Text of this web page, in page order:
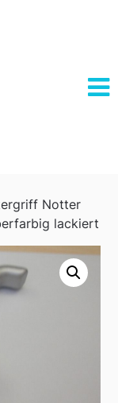
Notter
lackiert